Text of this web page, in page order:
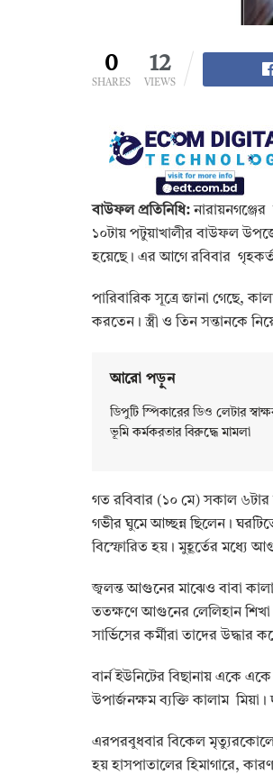
0
SHARES
12
VIEWS
‎বাউফল প্রতিনিধি:
১০টায় পটুয়াখালীর বাউফল
হয়েছে। এর আগে রবিবার
‎পারিবারিক সূত্রে জানা গেছে,
করতেন। স্ত্রী ও তিন সন্তানকে
আরো পড়ুন
ডিপুটি স্পিকারের ডিও লেটার
ভূমি কর্মকরতার বিরুদ্ধে মামলা
‎গত রবিবার (১০ মে) সকাল ৬টার
গভীর ঘুমে আচ্ছন্ন ছিলেন।
বিস্ফোরিত হয়। মুহূর্তের মধ্যে
‎জ্বলন্ত আগুনের মাঝেও বাবা
ততক্ষণে আগুনের লেলিহান শিখা
সার্ভিসের কর্মীরা তাদের উদ্ধার
‎বার্ন ইউনিটের বিছানায় একে
উপার্জনক্ষম ব্যক্তি কালাম মিয়া।
‎এরপরবুধবার বিকেল
হয় হাসপাতালের হিমাগারে,